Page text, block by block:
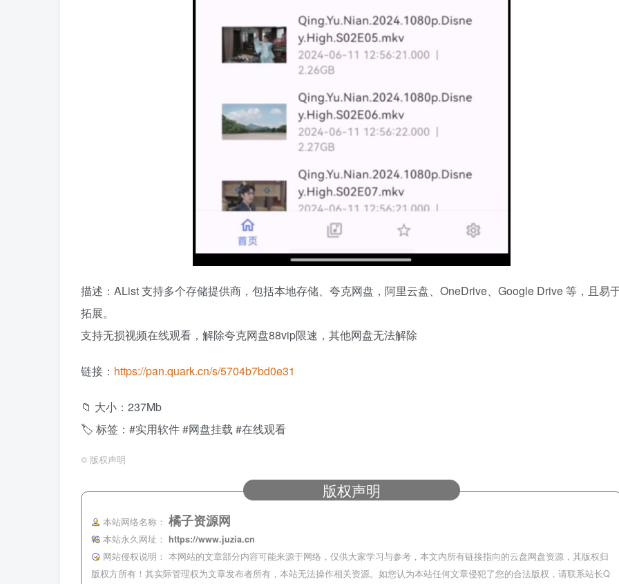
描述：AList 支持多个存储提供商，包括本地存储、夸克网盘，阿里云盘、OneDrive、Google Drive 等，且易
拓展。
支持无损视频在线观看，解除夸克网盘88vip限速，其他网盘无法解除
链接： https://pan.quark.cn/s/5704b7bd0e31
📁 大小：237Mb
🏷 标签：#实用软件 #网盘挂载 #在线观看
© 版权声明
版权声明
本站网络名称： 橘子资源网
本站永久网址：
https://www.juzia.cn
网站侵权说明： 本网站的文章部分内容可能来源于网络，仅供大家学习与参考，本文内所有链接指向的云盘网盘资源，其版权归
版权方所有！其实际管理权为文章发布者所有，本站无法操作相关资源。如您认为本站任何文章侵犯了您的合法版权，请联系站长Q